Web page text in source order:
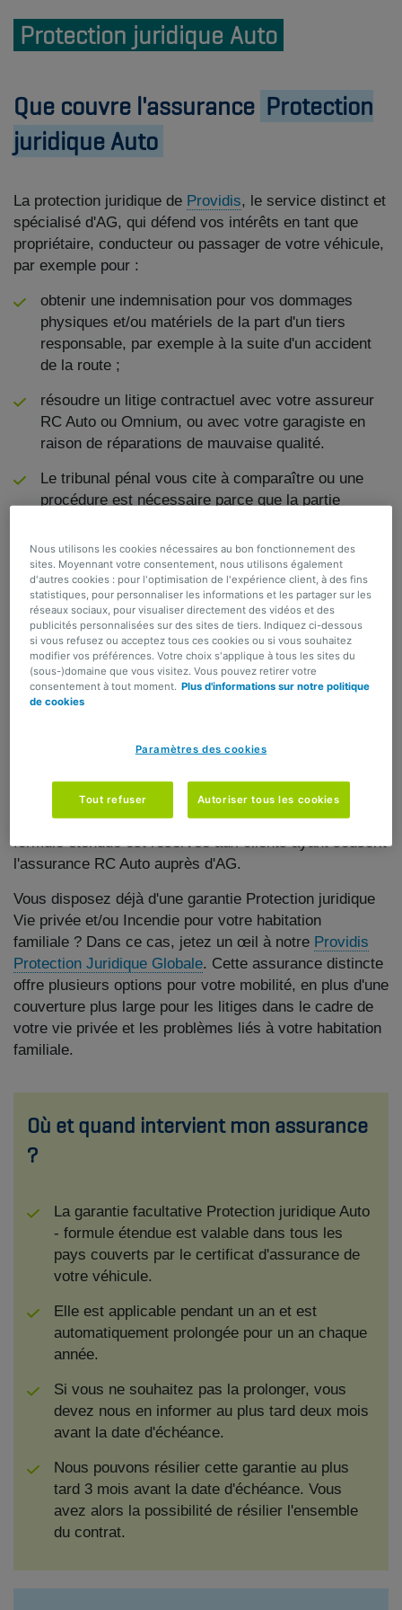
Protection juridique Auto
Que couvre l'assurance Protection
juridique Auto
La protection juridique de Providis, le service distinct et
spécialisé d'AG, qui défend vos intérêts en tant que
propriétaire, conducteur ou passager de votre véhicule,
par exemple pour :
obtenir une indemnisation pour vos dommages
physiques et/ou matériels de la part d'un tiers
responsable, par exemple à la suite d'un accident
de la route ;
résoudre un litige contractuel avec votre assureur
RC Auto ou Omnium, ou avec votre garagiste en
raison de réparations de mauvaise qualité.
Le tribunal pénal vous cite à comparaître ou une
procédure est nécessaire parce que la partie
Vous choisissez librement l'avocat qui défend vos
intérêts.
Intervention jusqu'à 75.000 euros pour les frais de
procédure et les honoraires de votre avocat ou de
votre expert technique.
Intervention pour les dommages à votre véhicule et
jusqu'à 15.000 euros pour vos autres dommages si
indemnisation (attention : ceci s'applique
de la route).
La garantie optionnelle Protection juridique Auto -
formule étendue est réservée aux clients ayant souscrit
l'assurance RC Auto auprès d'AG.
Vous disposez déjà d'une garantie Protection juridique
Vie privée et/ou Incendie pour votre habitation
familiale ? Dans ce cas, jetez un œil à notre Providis
Protection Juridique Globale. Cette assurance distincte
offre plusieurs options pour votre mobilité, en plus d'une
couverture plus large pour les litiges dans le cadre de
votre vie privée et les problèmes liés à votre habitation
familiale.
Où et quand intervient mon assurance
?
La garantie facultative Protection juridique Auto
- formule étendue est valable dans tous les
pays couverts par le certificat d'assurance de
votre véhicule.
Elle est applicable pendant un an et est
automatiquement prolongée pour un an chaque
année.
Si vous ne souhaitez pas la prolonger, vous
devez nous en informer au plus tard deux mois
avant la date d'échéance.
Nous pouvons résilier cette garantie au plus
tard 3 mois avant la date d'échéance. Vous
avez alors la possibilité de résilier l'ensemble
du contrat.
Nous utilisons les cookies nécessaires au bon fonctionnement des
sites. Moyennant votre consentement, nous utilisons également
d'autres cookies : pour l'optimisation de l'expérience client, à des fins
statistiques, pour personnaliser les informations et les partager sur les
réseaux sociaux, pour visualiser directement des vidéos et des
publicités personnalisées sur des sites de tiers. Indiquez ci-dessous
si vous refusez ou acceptez tous ces cookies ou si vous souhaitez
modifier vos préférences. Votre choix s'applique à tous les sites du
(sous-)domaine que vous visitez. Vous pouvez retirer votre
consentement à tout moment. Plus d'informations sur notre politique
de cookies
Paramètres des cookies
Tout refuser Autoriser tous les cookies